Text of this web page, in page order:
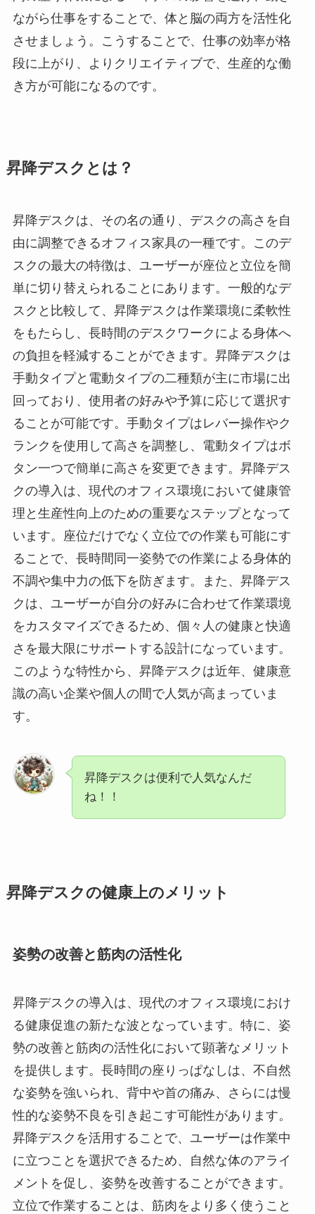
ながら仕事をすることで、体と脳の両方を活性化
させましょう。こうすることで、仕事の効率が格
段に上がり、よりクリエイティブで、生産的な働
き方が可能になるのです。
昇降デスクとは？
昇降デスクは、その名の通り、デスクの高さを自
由に調整できるオフィス家具の一種です。このデ
スクの最大の特徴は、ユーザーが座位と立位を簡
単に切り替えられることにあります。一般的なデ
スクと比較して、昇降デスクは作業環境に柔軟性
をもたらし、長時間のデスクワークによる身体へ
の負担を軽減することができます。昇降デスクは
手動タイプと電動タイプの二種類が主に市場に出
回っており、使用者の好みや予算に応じて選択す
ることが可能です。手動タイプはレバー操作やク
ランクを使用して高さを調整し、電動タイプはボ
タン一つで簡単に高さを変更できます。昇降デス
クの導入は、現代のオフィス環境において健康管
理と生産性向上のための重要なステップとなって
います。座位だけでなく立位での作業も可能にす
ることで、長時間同一姿勢での作業による身体的
不調や集中力の低下を防ぎます。また、昇降デス
クは、ユーザーが自分の好みに合わせて作業環境
をカスタマイズできるため、個々人の健康と快適
さを最大限にサポートする設計になっています。
このような特性から、昇降デスクは近年、健康意
識の高い企業や個人の間で人気が高まっていま
す。
昇降デスクは便利で人気なんだ
ね！！
昇降デスクの健康上のメリット
姿勢の改善と筋肉の活性化
昇降デスクの導入は、現代のオフィス環境におけ
る健康促進の新たな波となっています。特に、姿
勢の改善と筋肉の活性化において顕著なメリット
を提供します。長時間の座りっぱなしは、不自然
な姿勢を強いられ、背中や首の痛み、さらには慢
性的な姿勢不良を引き起こす可能性があります。
昇降デスクを活用することで、ユーザーは作業中
に立つことを選択できるため、自然な体のアライ
メントを促し、姿勢を改善することができます。
立位で作業することは、筋肉をより多く使うこと